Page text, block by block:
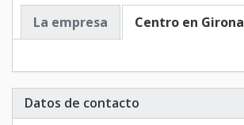
La empresa Centro en Girona
Datos de contacto